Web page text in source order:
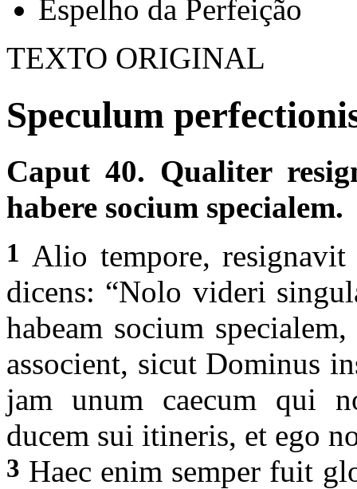
Espelho da Perfeição
TEXTO ORIGINAL
Speculum
Caput 40. Qualiter
habere socium specialem.
1 Alio tempore, resignavit
dicens: “Nolo videri
habeam socium
associent, sicut Dominus
jam unum caecum qui
ducem sui itineris, et ego
3 Haec enim semper fuit